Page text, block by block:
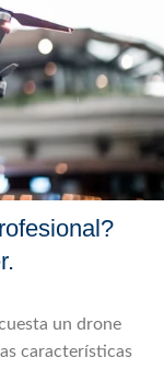
un drone
características